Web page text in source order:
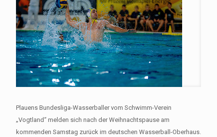
Plauens Bundesliga-Wasserballer vom Schwimm-Verein
„Vogtland“ melden sich nach der Weihnachtspause am
kommenden Samstag zurück im deutschen Wasserball-Oberhaus.